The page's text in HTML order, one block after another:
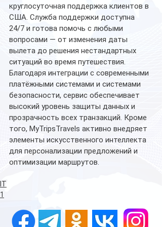
круглосуточная поддержка клиентов в
США. Служба поддержки доступна
24/7 и готова помочь с любыми
вопросами — от изменения даты
вылета до решения нестандартных
ситуаций во время путешествия.
Благодаря интеграции с современными
платёжными системами и системами
безопасности, сервис обеспечивает
высокий уровень защиты данных и
прозрачность всех транзакций. Кроме
того, MyTripsTravels активно внедряет
элементы искусственного интеллекта
для персонализации предложений и
оптимизации маршрутов.
IT
1